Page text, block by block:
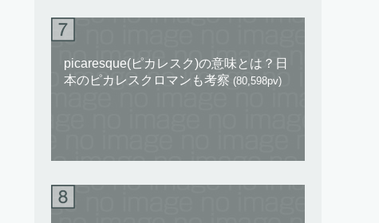
picaresque(ピカレスク)の意味とは？日
本のピカレスクロマンも考察 (80,598pv)